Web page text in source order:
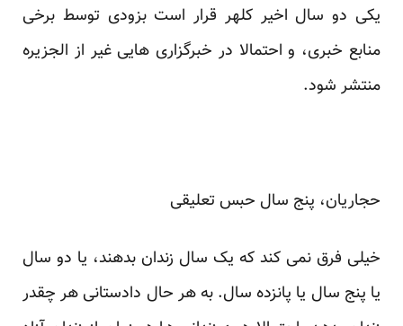
یکی دو سال اخیر کلهر قرار است بزودی توسط برخی
منابع خبری، و احتمالا در خبرگزاری هایی غیر از الجزیره
منتشر شود.
حجاریان، پنج سال حبس تعلیقی
خیلی فرق نمی کند که یک سال زندان بدهند، یا دو سال
یا پنج سال یا پانزده سال. به هر حال دادستانی هر چقدر